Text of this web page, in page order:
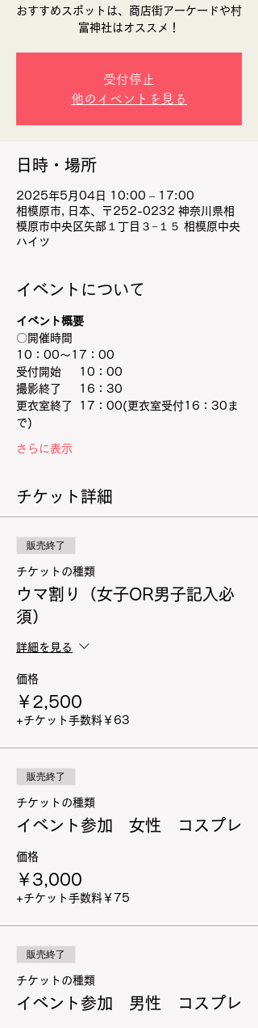
おすすめスポットは、商店街アーケードや村
富神社はオススメ！
受付停止
他のイベントを見る
日時・場所
2025年5月04日 10:00 – 17:00
相模原市, 日本、〒252-0232 神奈川県相
模原市中央区矢部１丁目３−１５ 相模原中央
ハイツ
イベントについて
イベント概要
〇開催時間
10：00～17：00
受付開始　  10：00
撮影終了　  16：30
更衣室終了  17：00(更衣室受付16：30ま
で)
さらに表示
チケット詳細
販売終了
チケットの種類
ウマ割り（女子OR男子記入必
須）
詳細を見る
価格
￥2,500
+チケット手数料￥63
販売終了
チケットの種類
イベント参加 女性 コスプレ
価格
￥3,000
+チケット手数料￥75
販売終了
チケットの種類
イベント参加 男性 コスプレ